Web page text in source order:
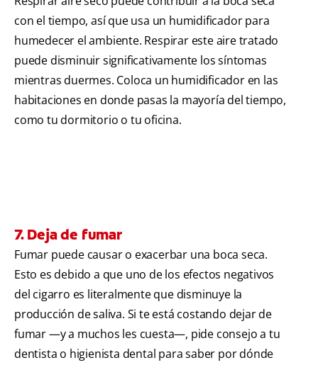
con el tiempo, así que usa un humidificador para
humedecer el ambiente. Respirar este aire tratado
puede disminuir significativamente los síntomas
mientras duermes. Coloca un humidificador en las
habitaciones en donde pasas la mayoría del tiempo,
como tu dormitorio o tu oficina.
7. Deja de fumar
Fumar puede causar o exacerbar una boca seca.
Esto es debido a que uno de los efectos negativos
del cigarro es literalmente que disminuye la
producción de saliva. Si te está costando dejar de
fumar —y a muchos les cuesta—, pide consejo a tu
dentista o higienista dental para saber por dónde